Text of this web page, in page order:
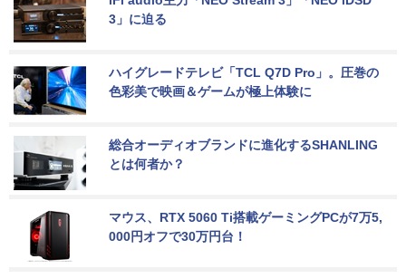
3」に迫る
ハイグレードテレビ「TCL Q7D Pro」。圧巻の
色彩美で映画＆ゲームが極上体験に
総合オーディオブランドに進化するSHANLING
とは何者か？
マウス、RTX 5060 Ti搭載ゲーミングPCが7万5,
000円オフで30万円台！